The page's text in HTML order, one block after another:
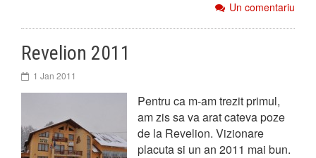
Un comentariu
Revelion 2011
1 Jan 2011
Pentru ca m-am trezit primul,
am zis sa va arat cateva poze
de la Revelion. Vizionare
placuta si un an 2011 mai bun.